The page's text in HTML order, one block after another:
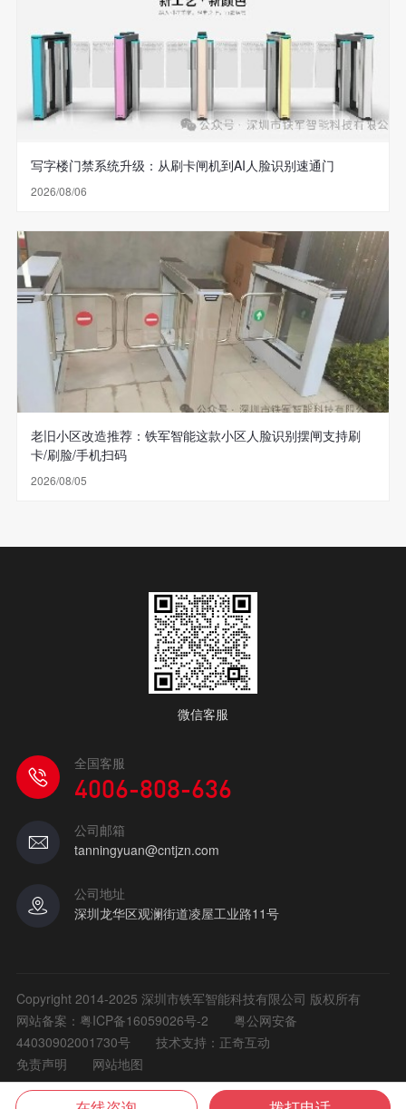
写字楼门禁系统升级：从刷卡闸机到AI人脸识别速通门
2026/08/06
老旧小区改造推荐：铁军智能这款小区人脸识别摆闸支持刷
卡/刷脸/手机扫码
2026/08/05
微信客服
全国客服
4006-808-636
公司邮箱
tanningyuan@cntjzn.com
公司地址
深圳龙华区观澜街道凌屋工业路11号
Copyright 2014-2025 深圳市铁军智能科技有限公司 版权所有
网站备案： 粤ICP备16059026号-2
粤公网安备
44030902001730号
技术支持：正奇互动
免责声明
网站地图